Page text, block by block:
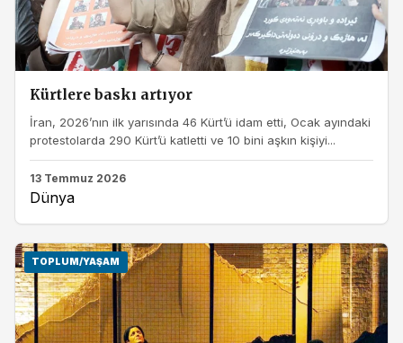
Kürtlere baskı artıyor
İran, 2026’nın ilk yarısında 46 Kürt’ü idam etti, Ocak ayındaki
protestolarda 290 Kürt’ü katletti ve 10 bini aşkın kişiyi...
13 Temmuz 2026
Dünya
TOPLUM/YAŞAM